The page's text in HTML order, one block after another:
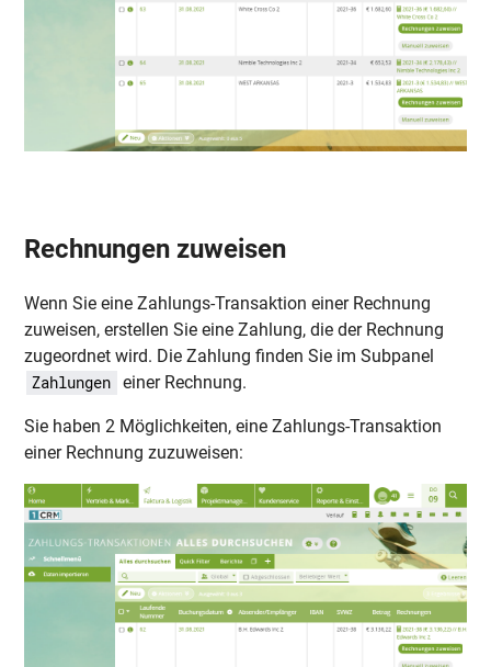
Rechnungen zuweisen
Wenn Sie eine Zahlungs-Transaktion einer Rechnung
zuweisen, erstellen Sie eine Zahlung, die der Rechnung
zugeordnet wird. Die Zahlung finden Sie im Subpanel
Zahlungen einer Rechnung.
Sie haben2 Möglichkeiten, eine Zahlungs-Transaktion
einer Rechnung zuzuweisen: